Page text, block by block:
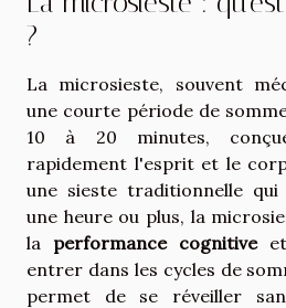
?
La microsieste, souvent
une courte période de
10 à 20 minutes,
rapidement l'esprit et le
une sieste traditionnelle
une heure ou plus, la
la performance cognitive
entrer dans les cycles de
permet de se réveiller